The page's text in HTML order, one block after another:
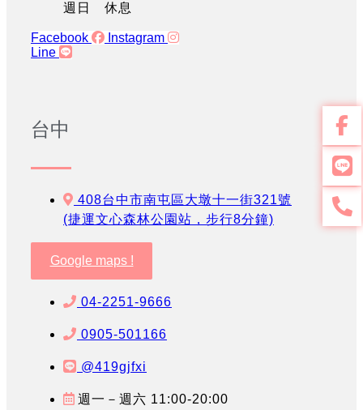
週日 休息
Facebook
Instagram
Line
台中
408台中市南屯區大墩十一街321號
(捷運文心森林公園站，步行8分鐘)
Google maps !
04-2251-9666
0905-501166
@419gjfxi
週一－週六 11:00-20:00